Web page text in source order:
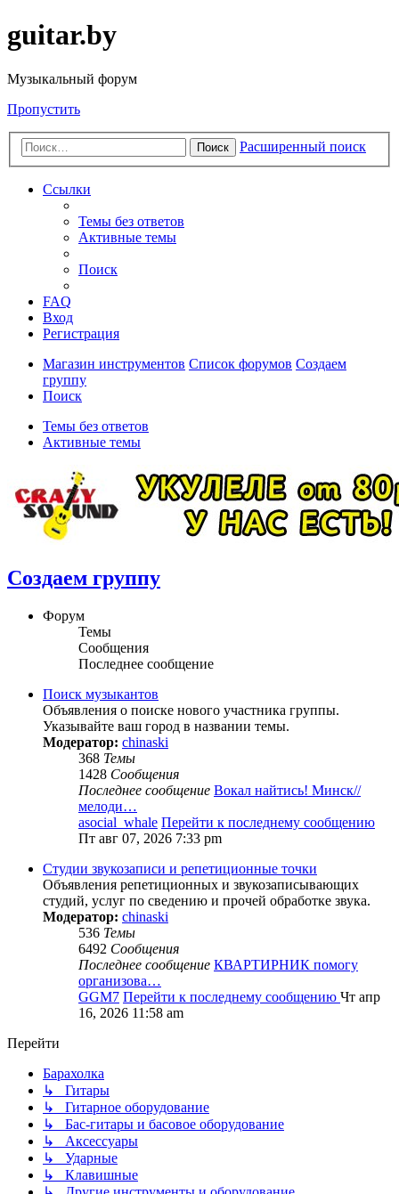
guitar.by
Музыкальный форум
Пропустить
Поиск Расширенный поиск
Ссылки
Темы без ответов
Активные темы
Поиск
FAQ
Вход
Регистрация
Магазин инструментов Список форумов Создаем
группу
Поиск
Темы без ответов
Активные темы
Создаем группу
Форум
Темы
Сообщения
Последнее сообщение
Поиск музыкантов
Объявления о поиске нового участника группы.
Указывайте ваш город в названии темы.
Модератор: chinaski
368 Темы
1428 Сообщения
Последнее сообщение Вокал найтись! Минск//
мелоди…
asocial_whale Перейти к последнему сообщению
Пт авг 07, 2026 7:33 pm
Студии звукозаписи и репетиционные точки
Объявления репетиционных и звукозаписывающих
студий, услуг по сведению и прочей обработке звука.
Модератор: chinaski
536 Темы
6492 Сообщения
Последнее сообщение КВАРТИРНИК помогу
организова…
GGM7 Перейти к последнему сообщению Чт апр
16, 2026 11:58 am
Перейти
Барахолка
↳ Гитары
↳ Гитарное оборудование
↳ Бас-гитары и басовое оборудование
↳ Аксессуары
↳ Ударные
↳ Клавишные